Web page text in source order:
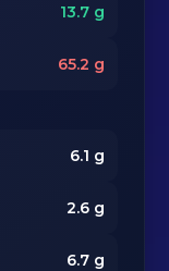
13.7g
65.2 g
6.1 g
2.6g
6.7g